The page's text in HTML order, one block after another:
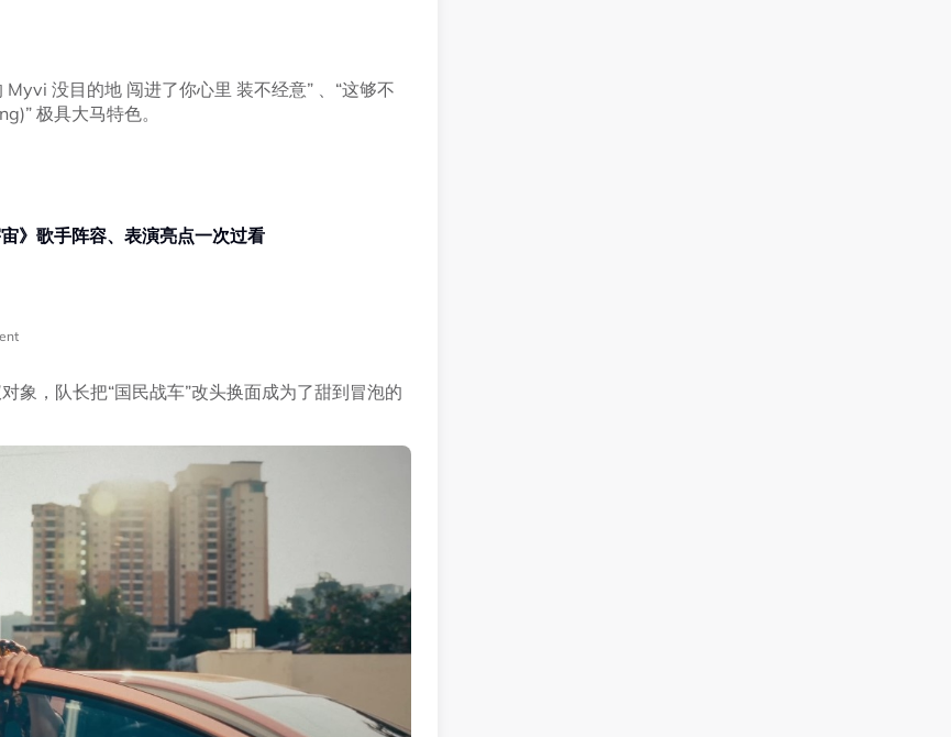
没目的地 闯进了你心里 装不经意” 、“这够不
极具大马特色。
》歌手阵容、表演亮点一次过看
象，队长把“国民战车”改头换面成为了甜到冒泡的